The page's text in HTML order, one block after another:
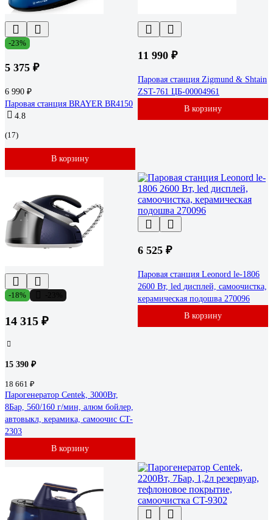
-23%
5 375 ₽
6 990 ₽
Паровая станция BRAYER BR4150
4.8
(17)
В корзину
11 990 ₽
Паровая станция Zigmund & Shtain
ZST-761 ЦБ-00004961
В корзину
-18%
14 315 ₽
15 390 ₽
18 661 ₽
Парогенератор Centek, 3000Вт,
8Бар, 560/160 г/мин, алюм бойлер,
автовыкл, керамика, самоочис CT-
2303
В корзину
6 525 ₽
Паровая станция Leonord le-1806
2600 Вт, led дисплей, самоочистка,
керамическая подошва 270096
В корзину